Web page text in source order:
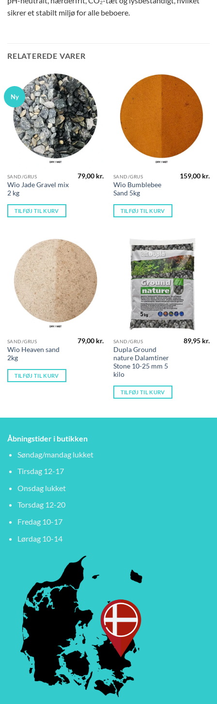
sikrer et stabilt miljø for alle beboere.
RELATEREDE VARER
Ny
SAND/GRUS
Wio Jade Gravel mix
2 kg
79,00 kr.
TILFØJ TIL KURV
SAND/GRUS
Wio Bumblebee
Sand 5kg
159,00 kr.
TILFØJ TIL KURV
SAND/GRUS
Wio Heaven sand
2kg
79,00 kr.
TILFØJ TIL KURV
SAND/GRUS
Dupla Ground
nature Dalamtiner
Stone 10-25 mm 5
kilo
89,95 kr.
TILFØJ TIL KURV
Åbningstider i butikken
Søndag/mandag lukket
Tirsdag 12-17
Onsdag lukket
Torsdag 12-20
Fredag 10-17
Lørdag 10-14